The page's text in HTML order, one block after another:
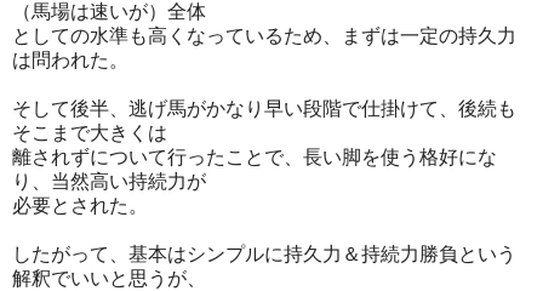
（馬場は速いが）全体
としての水準も高くなっているため、まずは一定の持久力
は問われた。
そして後半、逃げ馬がかなり早い段階で仕掛けて、後続も
そこまで大きくは
離されずについて行ったことで、長い脚を使う格好にな
り、当然高い持続力が
必要とされた。
したがって、基本はシンプルに持久力＆持続力勝負という
解釈でいいと思うが、